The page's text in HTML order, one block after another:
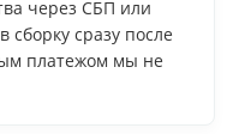
через СБП или
сборку сразу после
платежом мы не